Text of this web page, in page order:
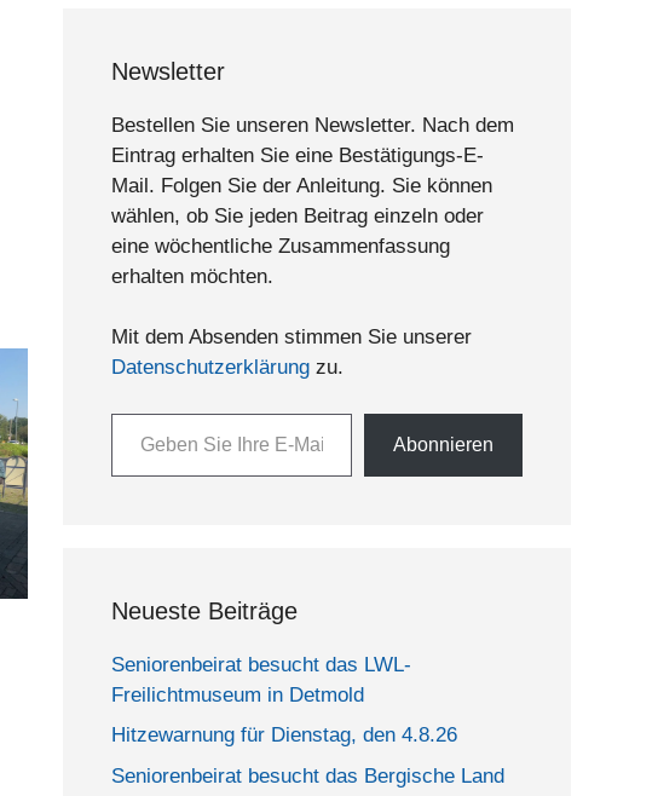
Newsletter
Bestellen Sie unseren Newsletter. Nach dem
Eintrag erhalten Sie eine Bestätigungs-E-
Mail. Folgen Sie der Anleitung. Sie können
wählen, ob Sie jeden Beitrag einzeln oder
eine wöchentliche Zusammenfassung
erhalten möchten.
Mit dem Absenden stimmen Sie unserer
Datenschutzerklärung zu.
Geben Sie Ihre E-Mail-Adresse ein ...
Abonnieren
Neueste Beiträge
Seniorenbeirat besucht das LWL-
Freilichtmuseum in Detmold
Hitzewarnung für Dienstag, den 4.8.26
Seniorenbeirat besucht das Bergische Land